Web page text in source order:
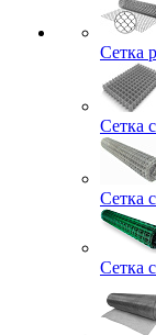
Сетка
Сетка
Сетка
Сетка